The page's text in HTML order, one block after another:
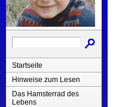
Startseite
Hinweise zum Lesen
Das Hamsterrad des
Lebens